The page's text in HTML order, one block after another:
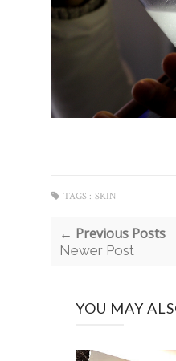
TAGS : SKIN
← Previous Posts
Newer Post
YOU MAY